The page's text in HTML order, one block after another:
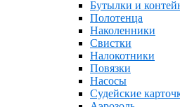
Бутылки и
Полотенца
Наколенники
Свистки
Налокотники
Повязки
Насосы
Судейские